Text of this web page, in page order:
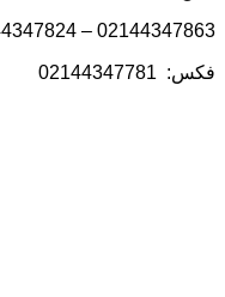
02144347863 –